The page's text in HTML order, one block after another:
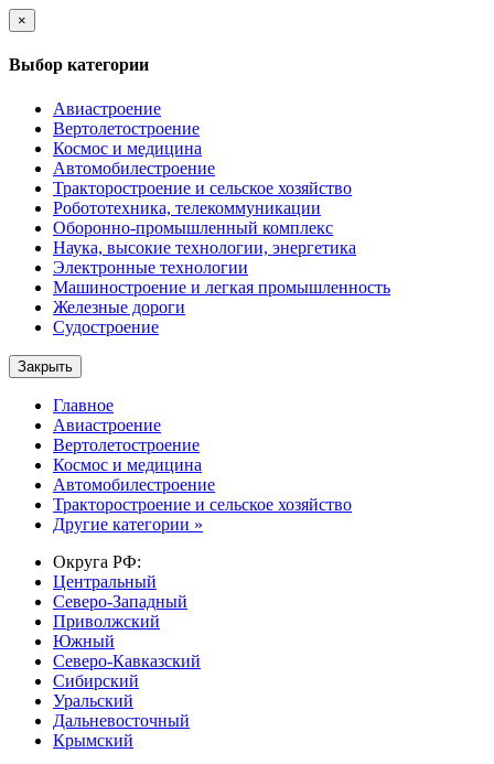
×
Выбор категории
Авиастроение
Вертолетостроение
Космос и медицина
Автомобилестроение
Тракторостроение и сельское хозяйство
Робототехника, телекоммуникации
Оборонно-промышленный комплекс
Наука, высокие технологии, энергетика
Электронные технологии
Машиностроение и легкая промышленность
Железные дороги
Судостроение
Закрыть
Главное
Авиастроение
Вертолетостроение
Космос и медицина
Автомобилестроение
Тракторостроение и сельское хозяйство
Другие категории »
Округа РФ:
Центральный
Северо-Западный
Приволжский
Южный
Северо-Кавказский
Сибирский
Уральский
Дальневосточный
Крымский